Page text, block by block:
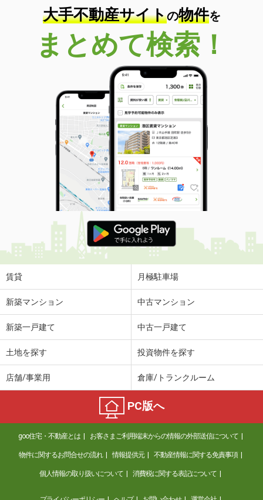
間取り
3LDK
奈良県橿原市葛本町
価 格
6.40万円
奈良県橿原市葛本町
40.03m²
間取り
1LDK
奈良県橿原市葛本町
価 格
7.95万円
住 所
奈良県橿原市葛本町
専有面積 56.44m²
間取り
2LDK
奈良県橿原市葛本町
価 格
6.90万円
住 所
奈良県橿原市葛本町
専有面積
奈良県御所市大字東松本
4.70万円
奈良県奈良市東九条町
7.50万円
住 所
奈良県奈良市東九条町
専有面積 28.02m²
間取り
1K
奈良県奈良市南京終町２
大手不動産サイトの物件を
まとめて検索！
賃貸 月極駐車場
新築マンション 中古マンション
新築一戸建て 中古一戸建て
土地を探す 投資物件を探す
店舗/事業用 倉庫/トランクルーム
PC版へ
goo住宅・不動産とは お客さまご利用端末からの情報の外部送信について
物件に関するお問合せの流れ 情報提供元 不動産情報に関する免責事項
個人情報の取り扱いについて 消費税に関する表記について